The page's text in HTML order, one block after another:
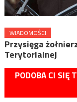
WIADOMOŚCI
Przysięga
Terytorialnej
PODOBA CI SIĘ